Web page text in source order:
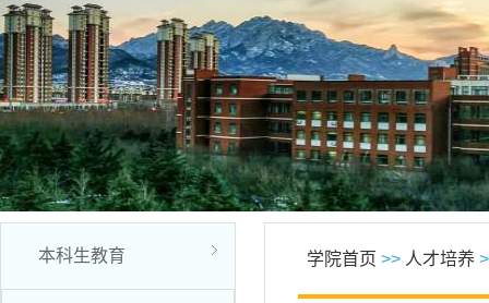
本科生教育 学院首页 >> 人才培养